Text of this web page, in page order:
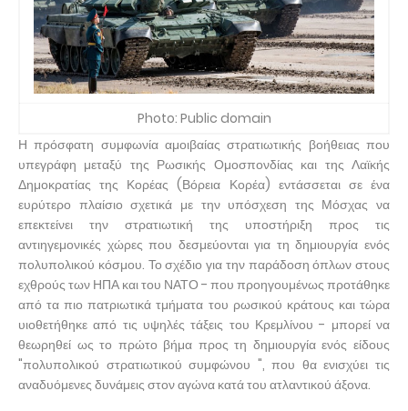
Photo: Public domain
Η πρόσφατη συμφωνία αμοιβαίας στρατιωτικής βοήθειας που
υπεγράφη μεταξύ της Ρωσικής Ομοσπονδίας και της Λαϊκής
Δημοκρατίας της Κορέας (Βόρεια Κορέα) εντάσσεται σε ένα
ευρύτερο πλαίσιο σχετικά με την υπόσχεση της Μόσχας να
επεκτείνει την στρατιωτική της υποστήριξη προς τις
αντιηγεμονικές χώρες που δεσμεύονται για τη δημιουργία ενός
πολυπολικού κόσμου. Το σχέδιο για την παράδοση όπλων στους
εχθρούς των ΗΠΑ και του ΝΑΤΟ - που προηγουμένως προτάθηκε
από τα πιο πατριωτικά τμήματα του ρωσικού κράτους και τώρα
υιοθετήθηκε από τις υψηλές τάξεις του Κρεμλίνου - μπορεί να
θεωρηθεί ως το πρώτο βήμα προς τη δημιουργία ενός είδους
"πολυπολικού στρατιωτικού συμφώνου ", που θα ενισχύει τις
αναδυόμενες δυνάμεις στον αγώνα κατά του ατλαντικού άξονα.